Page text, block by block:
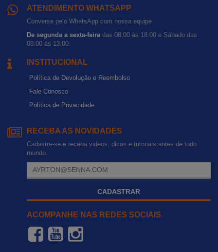
ATENDIMENTO WHATSAPP
Converse pelo WhatsApp com nossa equipe
De segunda a sexta-feira das 08:00 às 18:00 e Sábado das
08:00 às 13:00.
INSTITUCIONAL
Política de Devolução e Reembolso
Fale Conosco
Política de Privacidade
RECEBA AS NOVIDADES
Cadastre-se e receba videos, dicas e tutoriais antes de todo
mundo.
CADASTRAR
ACOMPANHE NAS REDES SOCIAIS